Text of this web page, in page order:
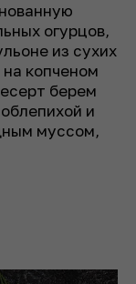
огурцов,
из сухих
на копченом
берем
и
муссом,